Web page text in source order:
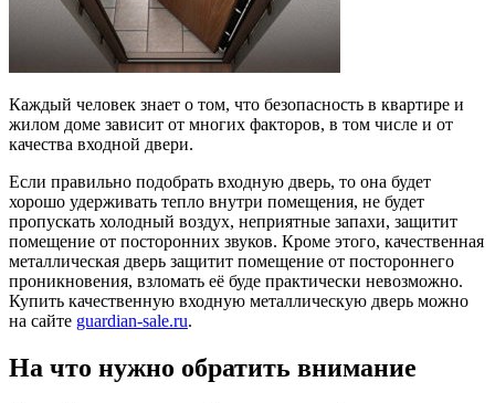
Каждый человек знает о том, что безопасность в квартире и
жилом доме зависит от многих факторов, в том числе и от
качества входной двери.
Если правильно подобрать входную дверь, то она будет
хорошо удерживать тепло внутри помещения, не будет
пропускать холодный воздух, неприятные запахи, защитит
помещение от посторонних звуков. Кроме этого, качественная
металлическая дверь защитит помещение от постороннего
проникновения, взломать её буде практически невозможно.
Купить качественную входную металлическую дверь можно
на сайте guardian-sale.ru.
На что нужно обратить внимание